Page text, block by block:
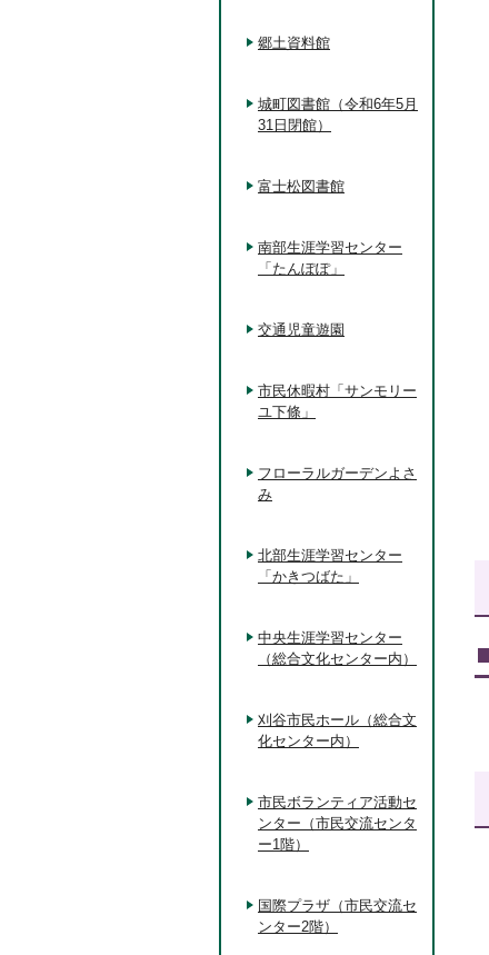
郷土資料館
城町図書館（令和6年5月
31日閉館）
富士松図書館
南部生涯学習センター
「たんぽぽ」
交通児童遊園
市民休暇村「サンモリー
ユ下條」
フローラルガーデンよさ
み
北部生涯学習センター
「かきつばた」
中央生涯学習センター
（総合文化センター内）
刈谷市民ホール（総合文
化センター内）
市民ボランティア活動セ
ンター（市民交流センタ
ー1階）
国際プラザ（市民交流セ
ンター2階）